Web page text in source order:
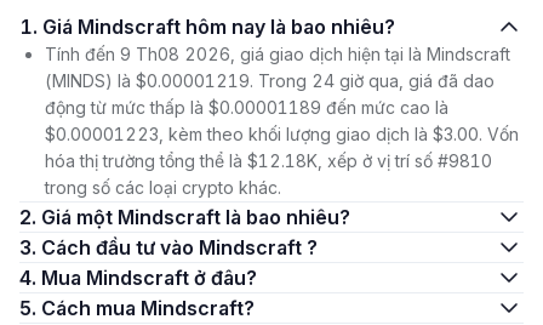
1. Giá Mindscraft hôm nay là bao nhiêu?
Tính đến 9 Th08 2026, giá giao dịch hiện tại là Mindscraft
(MINDS) là $0.00001219. Trong 24 giờ qua, giá đã dao
động từ mức thấp là $0.00001189 đến mức cao là
$0.00001223, kèm theo khối lượng giao dịch là $3.00. Vốn
hóa thị trường tổng thể là $12.18K, xếp ở vị trí số #9810
trong số các loại crypto khác.
2. Giá một Mindscraft là bao nhiêu?
3. Cách đầu tư vào Mindscraft ?
4. Mua Mindscraft ở đâu?
5. Cách mua Mindscraft?